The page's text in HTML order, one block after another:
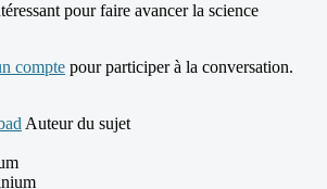
pour faire avancer la science
compte pour participer à la conversation.
Auteur du sujet